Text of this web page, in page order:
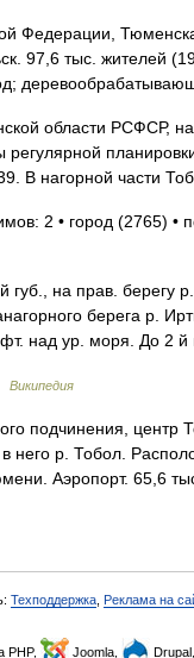
Федерации,
97,6 тыс. жителей
области РСФСР, на
В нагорной части
2 • город (2765) •
губ., на прав. берегу
берега р.
над ур. моря. До 2
Википедия
центр
него р. Тобол.
Аэропорт. 65,6
Техподдержка Реклама на
PHP, Joomla, Drupal,